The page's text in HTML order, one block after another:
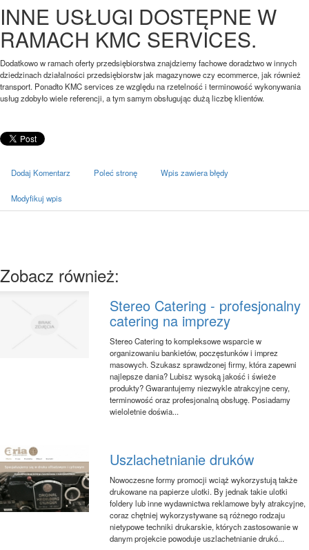
INNE USŁUGI DOSTĘPNE W
RAMACH KMC SERVICES.
Dodatkowo w ramach oferty przedsiębiorstwa znajdziemy fachowe doradztwo w innych
dziedzinach działalności przedsiębiorstw jak magazynowe czy ecommerce, jak również
transport. Ponadto KMC services ze względu na rzetelność i terminowość wykonywania
usług zdobyło wiele referencji, a tym samym obsługując dużą liczbę klientów.
Dodaj Komentarz Poleć stronę Wpis zawiera błędy
Modyfikuj wpis
Zobacz również:
Stereo Catering - profesjonalny
catering na imprezy
Stereo Catering to kompleksowe wsparcie w
organizowaniu bankietów, poczęstunków i imprez
masowych. Szukasz sprawdzonej firmy, która zapewni
najlepsze dania? Lubisz wysoką jakość i świeże
produkty? Gwarantujemy niezwykle atrakcyjne ceny,
terminowość oraz profesjonalną obsługę. Posiadamy
wieloletnie doświa...
Uszlachetnianie druków
Nowoczesne formy promocji wciąż wykorzystują także
drukowane na papierze ulotki. By jednak takie ulotki
foldery lub inne wydawnictwa reklamowe były atrakcyjne,
coraz chętniej wykorzystywane są różnego rodzaju
nietypowe techniki drukarskie, których zastosowanie w
danym projekcie powoduje uszlachetnianie drukó...